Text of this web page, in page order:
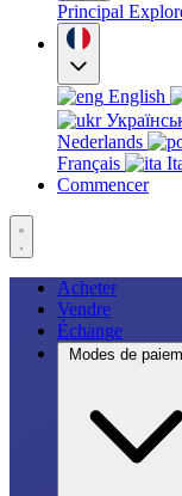
Principal
English
Nederlands
Français
Commencer
Acheter
Vendre
Échange
Modes de